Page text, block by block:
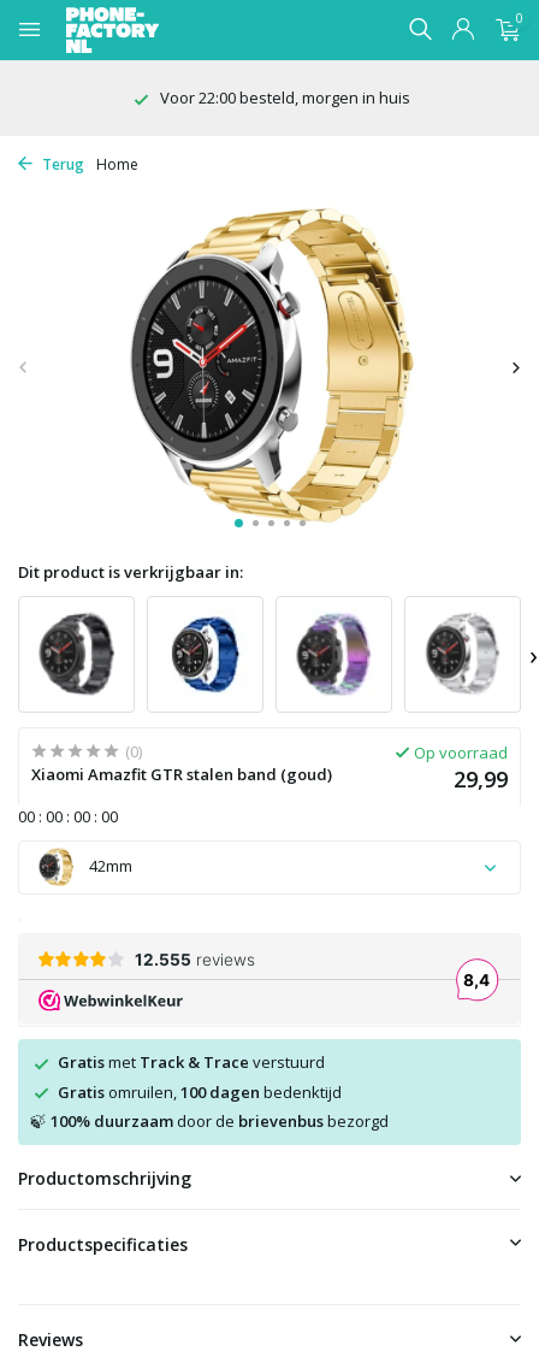
0
Voor 22:00 besteld, morgen in huis
Terug Home
Dit product is verkrijgbaar in:
›
(0)
Xiaomi Amazfit GTR stalen band (goud)
Op voorraad
29,99
00 : 00 : 00 : 00
42mm
Gratismet Track & Trace verstuurd
Gratisomruilen, 100 dagen bedenktijd
🍃 100% duurzaamdoor de brievenbusbezorgd
Productomschrijving
Productspecificaties
Reviews